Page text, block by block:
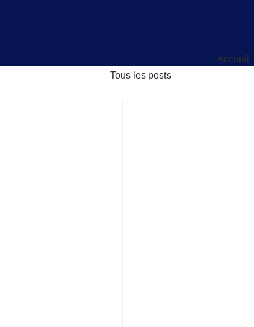
Accueil
Tous les posts